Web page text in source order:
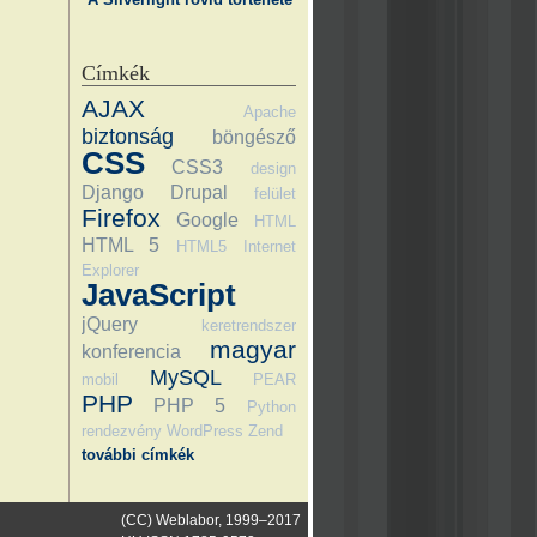
Címkék
AJAX Apache
biztonság böngésző
CSS CSS3 design
Django Drupal felület
Firefox Google HTML
HTML 5 HTML5
Internet
Explorer
JavaScript
jQuery keretrendszer
konferencia magyar
mobil MySQL PEAR
PHP PHP 5
Python
rendezvény WordPress Zend
további címkék
(CC) Weblabor, 1999–2017